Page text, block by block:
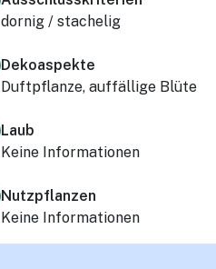
dornig / stachelig
Dekoaspekte
Duftpflanze, auffällige Blüte
Laub
Keine Informationen
Nutzpflanzen
Keine Informationen